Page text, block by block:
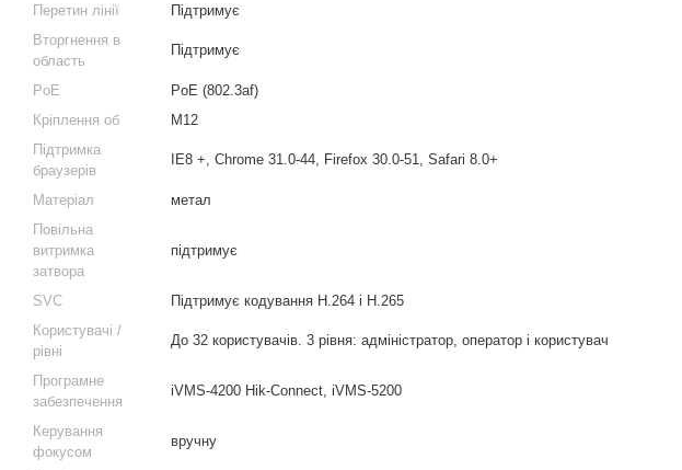
Перетин лінії
Підтримує
Вторгнення в
область
Підтримує
PoE
PoE (802.3af)
Кріплення об
M12
Підтримка
браузерів
IE8 +, Chrome 31.0-44, Firefox 30.0-51, Safari 8.0+
Матеріал
метал
Повільна
витримка
затвора
підтримує
SVC
Підтримує кодування H.264 і H.265
Користувачі /
рівні
До 32 користувачів. 3 рівня: адміністратор, оператор і користувач
Програмне
забезпечення
iVMS-4200 Hik-Connect, iVMS-5200
Керування
фокусом
вручну